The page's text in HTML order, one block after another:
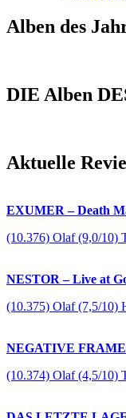
Alben des
DIE Alben
Aktuelle
EXUMER – Death
(10.376) Olaf (9,0/10)
NESTOR – Live at
(10.375) Olaf (7,5/10)
NEGATIVE FRAME
(10.374) Olaf (4,5/10)